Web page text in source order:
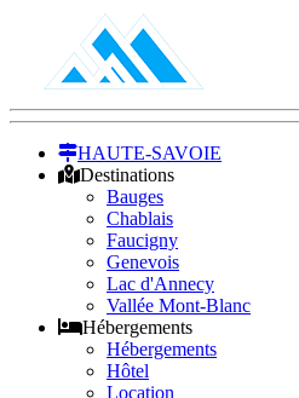
HAUTE-SAVOIE
Destinations
Bauges
Chablais
Faucigny
Genevois
Lac d'Annecy
Vallée Mont-Blanc
Hébergements
Hébergements
Hôtel
Location